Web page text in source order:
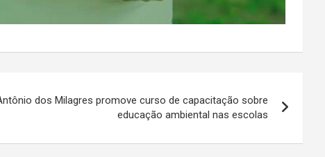
dos Milagres promove curso de capacitação sobre
educação ambiental nas escolas